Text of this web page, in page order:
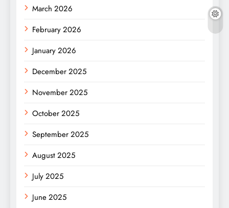
March 2026
February 2026
January 2026
December 2025
November 2025
October 2025
September 2025
August 2025
July 2025
June 2025